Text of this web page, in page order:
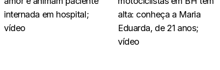
internada em hospital;
vídeo
alta: conheça a Maria
Eduarda, de 21 anos;
vídeo